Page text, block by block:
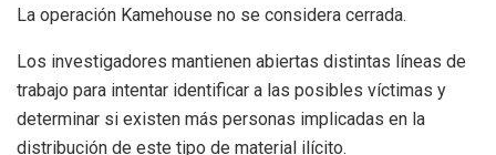
La operación Kamehouse no se considera cerrada.
Los investigadores mantienen abiertas distintas líneas de
trabajo para intentar identificar a las posibles víctimas y
determinar si existen más personas implicadas en la
distribución de este tipo de material ilícito.